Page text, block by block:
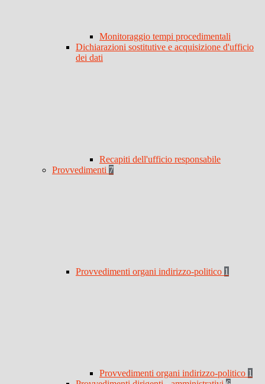
Monitoraggio tempi procedimentali
Dichiarazioni sostitutive e acquisizione d'ufficio
dei dati
Recapiti dell'ufficio responsabile
Provvedimenti 7
Provvedimenti organi indirizzo-politico 1
Provvedimenti organi indirizzo-politico 1